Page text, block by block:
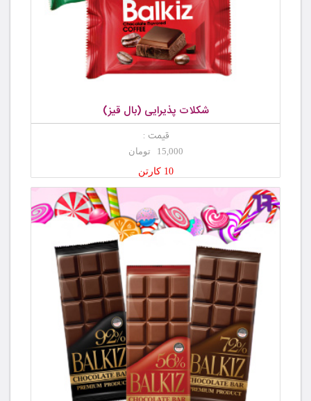
شکلات پذیرایی (بال قیز)
قیمت :
15,000 تومان
10 کارتن